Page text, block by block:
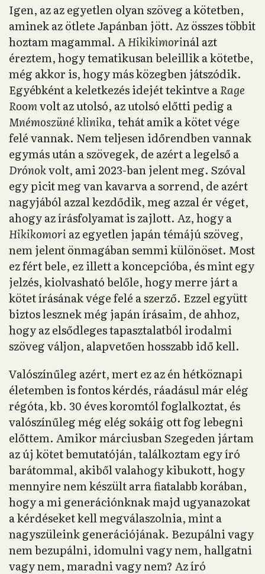
Igen, az az egyetlen olyan szöveg a kötetben,
aminek az ötlete Japánban jött. Az összes többit
hoztam magammal. AHikikimorinál azt
éreztem, hogy tematikusan beleillik a kötetbe,
még akkor is, hogy más közegben játszódik.
Egyébként a keletkezés idejét tekintve aRage
Roomvolt az utolsó, az utolsó előtti pedig a
Mnémoszüné klinika,tehát amik a kötet vége
felé vannak. Nem teljesen időrendben vannak
egymás után a szövegek, de azért a legelső a
Drónokvolt, ami 2023-ban jelent meg. Szóval
egy picit meg van kavarva a sorrend, de azért
nagyjából azzal kezdődik, meg azzal ér véget,
ahogy az írásfolyamat is zajlott. Az, hogy a
Hikikomoriaz egyetlen japán témájú szöveg,
nem jelent önmagában semmi különöset. Most
ez fért bele, ez illett a koncepcióba, és mint egy
jelzés, kiolvasható belőle, hogy merre járt a
kötet írásának vége felé a szerző. Ezzel együtt
biztos lesznek még japán írásaim, de ahhoz,
hogy az elsődleges tapasztalatból irodalmi
szöveg váljon, alapvetően hosszabb idő kell.
Valószínűleg azért, mert ez az én hétköznapi
életemben is fontos kérdés, ráadásul már elég
régóta, kb. 30 éves koromtól foglalkoztat, és
valószínűleg még elég sokáig ott fog lebegni
előttem. Amikor márciusban Szegeden jártam
az új kötet bemutatóján, találkoztam egy író
barátommal, akiből valahogy kibukott, hogy
mennyire nem készült arra fiatalabb korában,
hogy a mi generációnknak majd ugyanazokat
a kérdéseket kell megválaszolnia, mint a
nagyszüleink generációjának. Bezupálni vagy
nem bezupálni, idomulni vagy nem, hallgatni
vagy nem, maradni vagy nem? Az író